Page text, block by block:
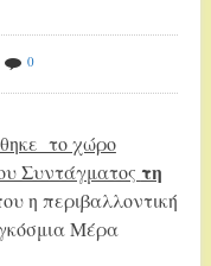
0
το χώρο
Συντάγματος τη
η περιβαλλοντική
Μέρα